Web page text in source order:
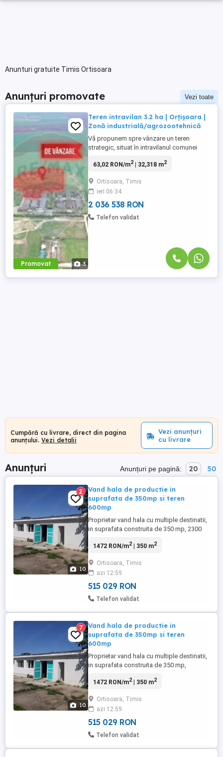
Anunturi gratuite Timis Ortisoara
Anunțuri promovate Vezi toate
Promovat 3
Teren intravilan 3.2 ha | Orțișoara |
Zonă industrială/agrozootehnică
Vă propunem spre vânzare un teren
strategic, situat în intravilanul comunei
excelent pentru dezvoltări economice de
32.000 mp (3.2 ha), proprietatea este
amplasată într-o zonă cu destinație mixtă,
oferind flexibilitate pentru ...
63,02 RON/m2| 32,318 m2
Ortisoara, Timis
ieri 06:34
2 036 538 RON
Telefon validat
Cumpără cu livrare, direct din pagina
anunțului. Vezi detalii
Vezi anunțuri
cu livrare
Anunțuri Anunțuri pe pagină: 20 50
10
2
Vand hala de productie in
suprafata de 350mp si teren
600mp
Proprietar vand hala cu multiple destinatii,
in suprafata construita de 350 mp, 2300
ingradita are suprafata de 600 mp.
pereti grosi, izolatie termica cu polistiren,
geamuri si usi termopan. Hala are curent
trifazic si ...
1472 RON/m2| 350 m2
Ortisoara, Timis
azi 12:59
515 029 RON
Telefon validat
10
7
Vand hala de productie in
suprafata de 350mp si teren
600mp
Proprietar vand hala cu multiple destinatii,
in suprafata construita de 350 mp,
suprafata totala teren din care curtea
Constructia este solida din caramida cu
pereti grosi, izolatie termica cu polistiren,
geamuri si usi termopan. Hala ...
1472 RON/m2| 350 m2
Ortisoara, Timis
azi 12:59
515 029 RON
Telefon validat